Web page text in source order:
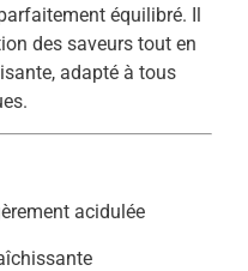
équilibré. Il
des saveurs tout en
adapté à tous
acidulée